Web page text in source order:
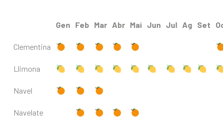
Gen Feb Mar Abr Mai Jun Jul Ag Set
Clementina
Llimona
Navel
Navelate